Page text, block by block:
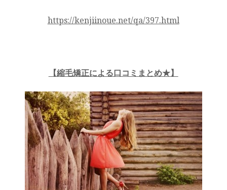
https://kenjiinoue.net/qa/397.html
【縮毛矯正による口コミまとめ★】